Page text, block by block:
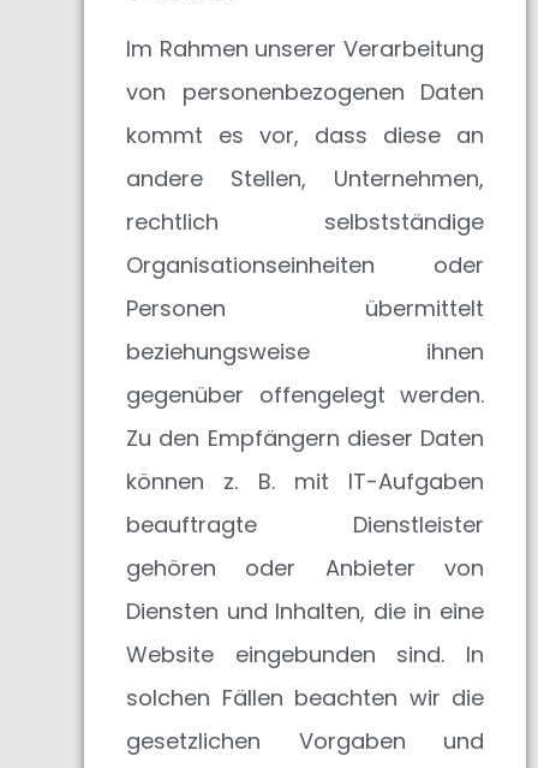
Im Rahmen unserer Verarbeitung
von personenbezogenen Daten
kommt es vor, dass diese an
andere Stellen, Unternehmen,
rechtlich selbstständige
Organisationseinheiten oder
Personen übermittelt
beziehungsweise ihnen
gegenüber offengelegt werden.
Zu den Empfängern dieser Daten
können z. B. mit IT-Aufgaben
beauftragte Dienstleister
gehören oder Anbieter von
Diensten und Inhalten, die in eine
Website eingebunden sind. In
solchen Fällen beachten wir die
gesetzlichen Vorgaben und